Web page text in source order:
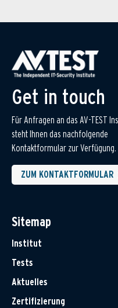
Get in touch
Für Anfragen an das AV-TEST
steht Ihnen das nachfolgende
Kontaktformular zur Verfügung.
ZUM KONTAKTFORMULAR
Sitemap
Institut
Tests
Aktuelles
Zertifizierung